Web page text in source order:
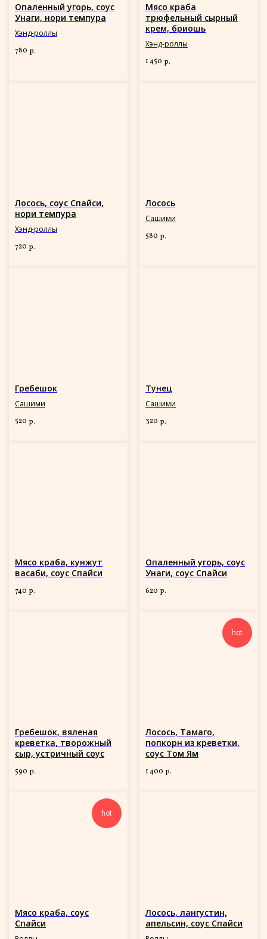
Опаленный угорь, соус
Унаги, нори темпура
Хэнд-роллы
780 р.
Мясо краба
трюфельный сырный
крем, бриошь
Хэнд-роллы
1 450 р.
Лосось, соус Спайси,
нори темпура
Хэнд-роллы
720 р.
Лосось
Сашими
580 р.
Гребешок
Сашими
520 р.
Тунец
Сашими
320 р.
Мясо краба, кунжут
васаби, соус Спайси
740 р.
Опаленный угорь, соус
Унаги, соус Спайси
620 р.
Гребешок, вяленая
креветка, творожный
сыр, устричный соус
590 р.
hot
Лосось, Тамаго,
попкорн из креветки,
соус Том Ям
1 400 р.
hot
Мясо краба, соус
Спайси
Лосось, лангустин,
апельсин, соус Спайси